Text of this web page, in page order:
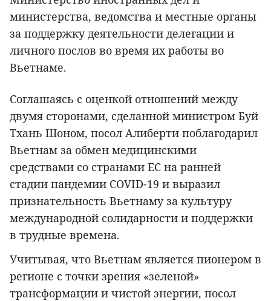
министерства, ведомства и местные органы
за поддержку деятельности делегации и
личного послов во время их работы во
Вьетнаме.
Соглашаясь с оценкой отношений между
двумя сторонами, сделанной министром Буй
Тхань Шоном, посол Алиберти поблагодарил
Вьетнам за обмен медицинскими
средствами со странами ЕС на ранней
стадии пандемии COVID-19 и выразил
признательность Вьетнаму за культуру
международной солидарности и поддержки
в трудные времена.
Учитывая, что Вьетнам является пионером в
регионе с точки зрения «зеленой»‎
трансформации и чистой энергии, посол